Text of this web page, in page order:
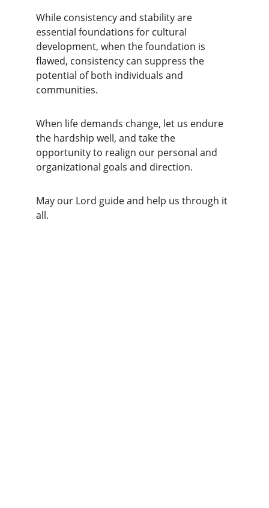
While consistency and stability are
essential foundations for cultural
development, when the foundation is
flawed, consistency can suppress the
potential of both individuals and
communities.
When life demands change, let us endure
the hardship well, and take the
opportunity to realign our personal and
organizational goals and direction.
May our Lord guide and help us through it
all.